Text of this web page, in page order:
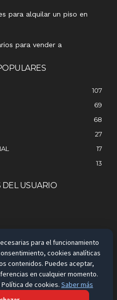
para alquilar un piso en
para vender a
107
69
68
27
17
13
DEL USUARIO
para el funcionamiento
cookies analíticas
contenidos. Puedes aceptar,
en cualquier momento.
de cookies. Saber más